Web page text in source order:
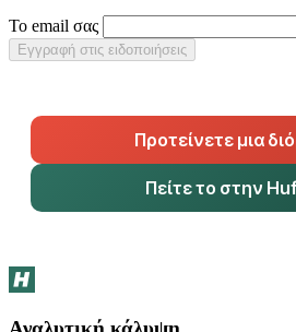
Το email σας
Εγγραφή στις ειδοποιήσεις
Προτείνετε μια
Πείτε το στην